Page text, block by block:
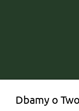
Dbamy o